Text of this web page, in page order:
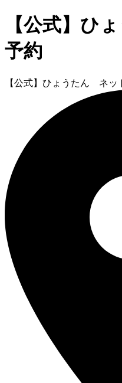
【公式】ひ
予約
【公式】ひょうたん ネッ